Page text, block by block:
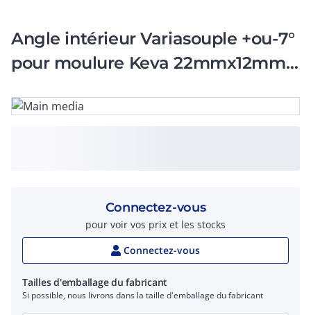
Angle intérieur Variasouple +ou-7°
pour moulure Keva 22mmx12mm -
Connectez-vous
pour voir vos prix et les stocks
Connectez-vous
Tailles d'emballage du fabricant
Si possible, nous livrons dans la taille d'emballage du fabricant